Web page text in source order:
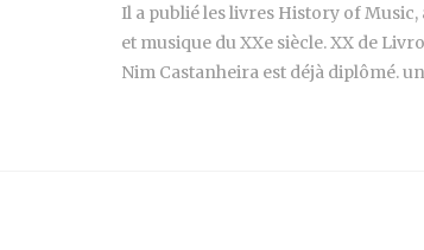
Il a publié les livres History of
et musique du XXe siècle. XX de
Nim Castanheira est déjà diplômé.